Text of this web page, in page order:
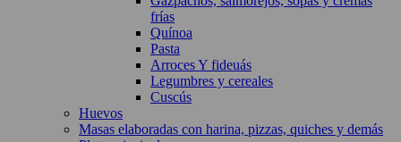
frías
Quínoa
Pasta
Arroces Y fideuás
Legumbres y cereales
Cuscús
Huevos
Masas elaboradas con harina, pizzas, quiches y demás